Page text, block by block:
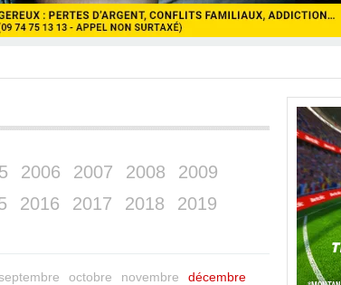
2006 2007 2008
2009
2016 2017 2018
2019
octobre novembre décembre